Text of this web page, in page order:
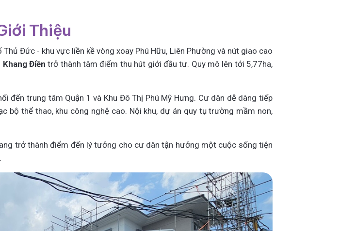
Thiệu
Đức - khu vực liền kề vòng xoay Phú Hữu, Liên Phường và nút giao cao
Khang Điềntrở thành tâm điểm thu hút giới đầu tư. Quy mô lên tới 5,77ha,
đến trung tâm Quận 1 và Khu Đô Thị Phú Mỹ Hưng. Cư dân dễ dàng tiếp
bộ thể thao, khu công nghệ cao. Nội khu, dự án quy tụ trường mầm non,
trở thành điểm đến lý tưởng cho cư dân tận hưởng một cuộc sống tiện